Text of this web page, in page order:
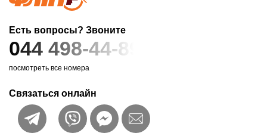
Есть вопросы? Звоните
044 498-44-89
посмотреть все номера
Связаться онлайн